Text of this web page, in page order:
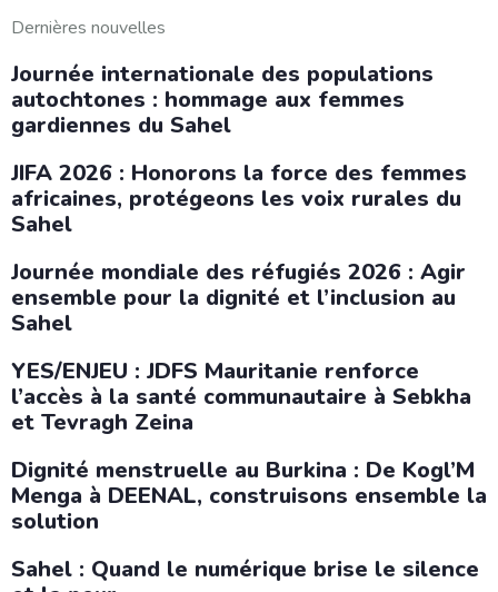
Dernières nouvelles
Journée internationale des populations
autochtones : hommage aux femmes
gardiennes du Sahel
JIFA 2026 : Honorons la force des femmes
africaines, protégeons les voix rurales du
Sahel
Journée mondiale des réfugiés 2026 : Agir
ensemble pour la dignité et l’inclusion au
Sahel
YES/ENJEU : JDFS Mauritanie renforce
l’accès à la santé communautaire à Sebkha
et Tevragh Zeina
Dignité menstruelle au Burkina : De Kogl’M
Menga à DEENAL, construisons ensemble la
solution
Sahel : Quand le numérique brise le silence